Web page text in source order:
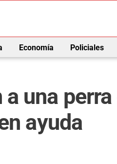
Economía Policiales
una
ayuda